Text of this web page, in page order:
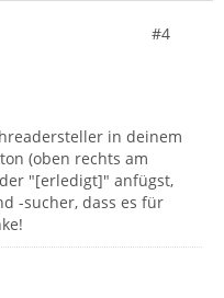
#4
in deinem
(oben rechts am
"[erledigt]" anfügst,
-sucher, dass es für